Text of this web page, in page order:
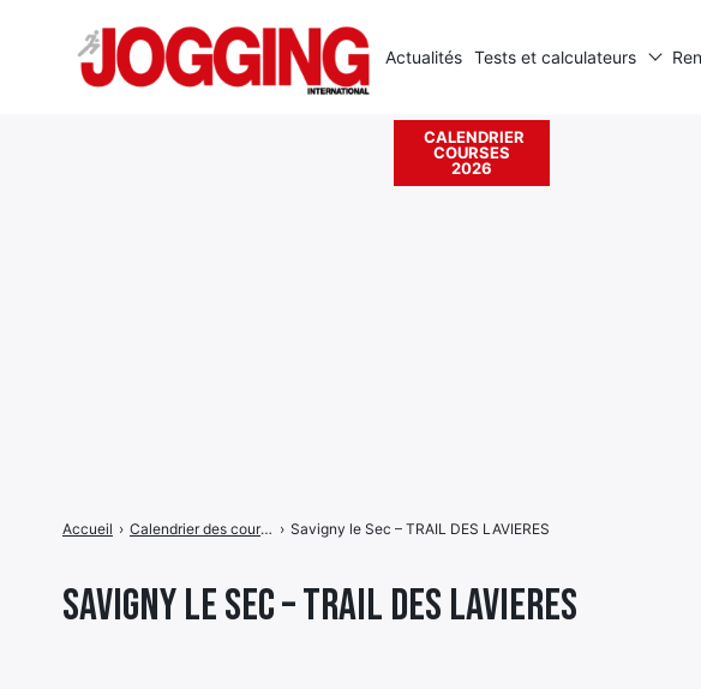
Savigny le Sec – TRAIL DES LAVIERES
Accueil › Calendrier des courses › Savigny le Sec – TRAIL DES LAVIERES
Actualités Tests et calculateurs
CALENDRIER
COURSES
2026
Rechercher